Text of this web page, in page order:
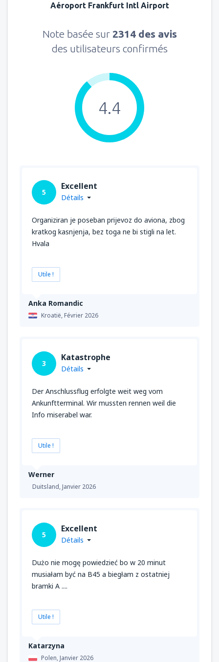
Aéroport Frankfurt Intl Airport
Note basée sur 2314 des avis
des utilisateurs confirmés
4.4
Anka Romandic
Kroatië,Février 2026
5
Excellent
Détails
Organiziran je poseban prijevoz do aviona, zbog
kratkog kasnjenja, bez toga ne bi stigli na let.
Hvala
Utile !
Werner
Duitsland,Janvier 2026
3
Katastrophe
Détails
Der Anschlussflug erfolgte weit weg vom
Ankunftterminal. Wir mussten rennen weil die
Info miserabel war.
Utile !
Katarzyna
Polen,Janvier 2026
5
Excellent
Détails
Dużo nie mogę powiedzieć bo w 20 minut
musiałam być na B45 a biegłam z ostatniej
bramki A ....
Utile !